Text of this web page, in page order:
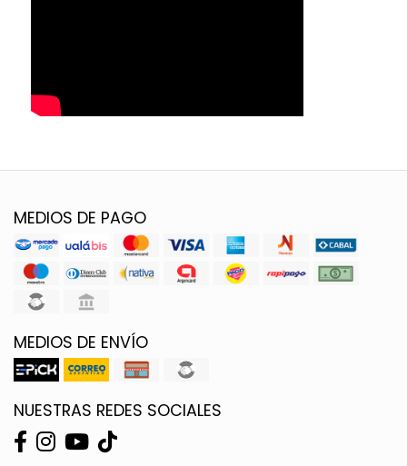
MEDIOS DE PAGO
MEDIOS DE ENVÍO
NUESTRAS REDES SOCIALES